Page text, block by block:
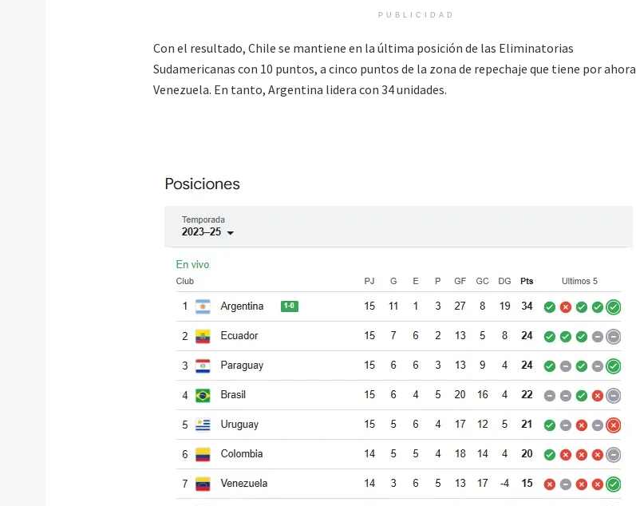
PUBLICIDAD
Con el resultado, Chile se mantiene en la última posición de las Eliminatorias
Sudamericanas con 10 puntos, a cinco puntos de la zona de repechaje que tiene por ahora
Venezuela. En tanto, Argentina lidera con 34 unidades.